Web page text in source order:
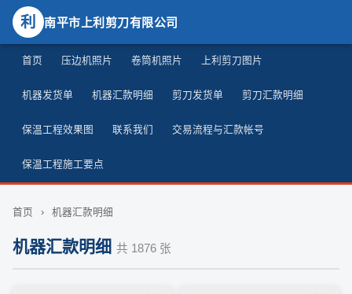
利 南平市上利剪刀有限公司
首页 压边机照片 卷筒机照片 上利剪刀图片
机器发货单 机器汇款明细 剪刀发货单 剪刀汇款明细
保温工程效果图 联系我们 交易流程与汇款帐号
保温工程施工要点
首页 › 机器汇款明细
机器汇款明细 共 1876 张